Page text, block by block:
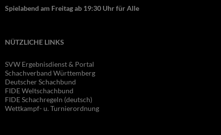
Spielabend am Freitag ab 19:30 Uhr für Alle
NÜTZLICHE LINKS
SVW Ergebnisdienst & Portal
Schachverband Württemberg
Deutscher Schachbund
FIDE Weltschachbund
FIDE Schachregeln (deutsch)
Wettkampf- u. Turnierordnung